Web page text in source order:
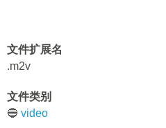
文件扩展名
.m2v
文件类别
🔵 video